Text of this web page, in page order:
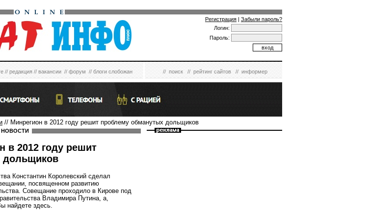
Регистрация | Забыли пароль?
Логин:
Пароль:
//редакция//вакансии//форум//блоги слобожан //поиск//рейтинг сайтов//информер
// Минрегион в 2012 году решит проблему обманутых дольщиков
НОВОСТИ
в 2012 году решит
дольщиков
Константин Королевский сделал
посвященном развитию
Совещание проходило в Кирове под
Владимира Путина, а,
найдете здесь.